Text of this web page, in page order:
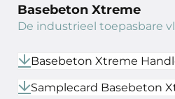
Basebeton Xtreme
De industrieel toepasbare
Basebeton Xtreme
Samplecard Basebeton